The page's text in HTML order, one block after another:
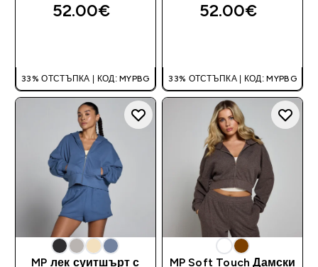
52.00€‎
33% ОТСТЪПКА | КОД: MYPBG
52.00€‎
33% ОТСТЪПКА | КОД: MYPBG
MP лек суитшърт с MP Soft Touch Дамски